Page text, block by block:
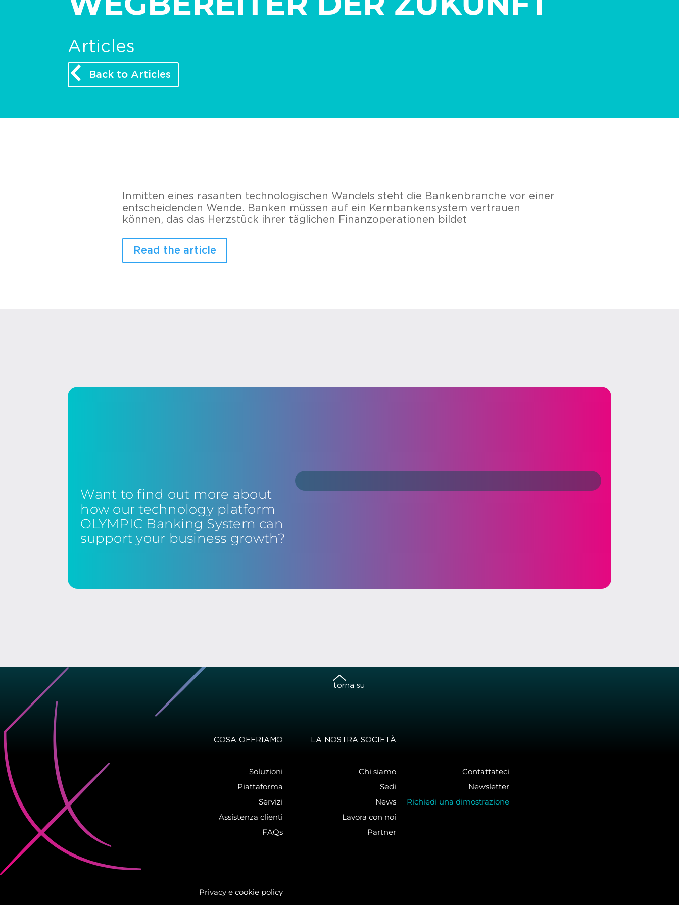
Articles
Back to Articles
Inmitten eines rasanten technologischen Wandels steht die Bankenbranche vor einer
entscheidenden Wende. Banken müssen auf ein Kernbankensystem vertrauen
können, das das Herzstück ihrer täglichen Finanzoperationen bildet
Read the article
Want to find out more about
how our technology platform
OLYMPIC Banking System can
support your business growth?
torna su
COSA OFFRIAMO
Soluzioni
Piattaforma
Servizi
Assistenza clienti
FAQs
Privacy e cookie policy
LA NOSTRA SOCIETÀ
Chi siamo
Sedi
News
Lavora con noi
Partner
Contattateci
Newsletter
Richiedi una dimostrazione